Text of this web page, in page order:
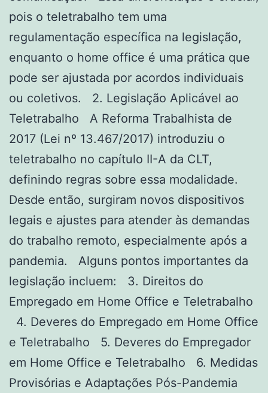
pois o teletrabalho tem uma
regulamentação específica na legislação,
enquanto o home office é uma prática que
pode ser ajustada por acordos individuais
ou coletivos. 2. Legislação Aplicável ao
Teletrabalho A Reforma Trabalhista de
2017 (Lei nº 13.467/2017) introduziu o
teletrabalho no capítulo II-A da CLT,
definindo regras sobre essa modalidade.
Desde então, surgiram novos dispositivos
legais e ajustes para atender às demandas
do trabalho remoto, especialmente após a
pandemia. Alguns pontos importantes da
legislação incluem: 3. Direitos do
Empregado em Home Office e Teletrabalho
4. Deveres do Empregado em Home Office
e Teletrabalho 5. Deveres do Empregador
em Home Office e Teletrabalho 6. Medidas
Provisórias e Adaptações Pós-Pandemia